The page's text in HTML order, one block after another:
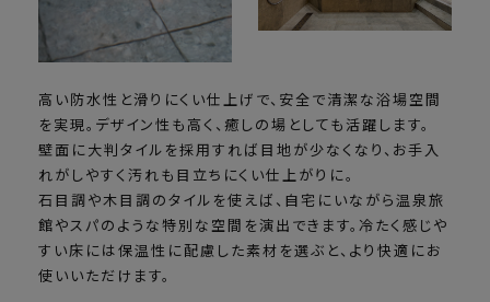
高い防水性と滑りにくい仕上げで、安全で清潔な浴場空間
を実現。デザイン性も高く、癒しの場としても活躍します。
壁面に大判タイルを採用すれば目地が少なくなり、お手入
れがしやすく汚れも目立ちにくい仕上がりに。
石目調や木目調のタイルを使えば、自宅にいながら温泉旅
館やスパのような特別な空間を演出できます。冷たく感じや
すい床には保温性に配慮した素材を選ぶと、より快適にお
使いいただけます。